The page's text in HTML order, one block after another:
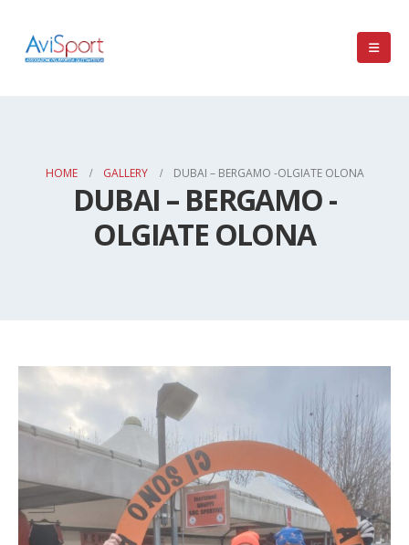
HOME GALLERY DUBAI – BERGAMO -OLGIATE OLONA
DUBAI – BERGAMO -
OLGIATE OLONA